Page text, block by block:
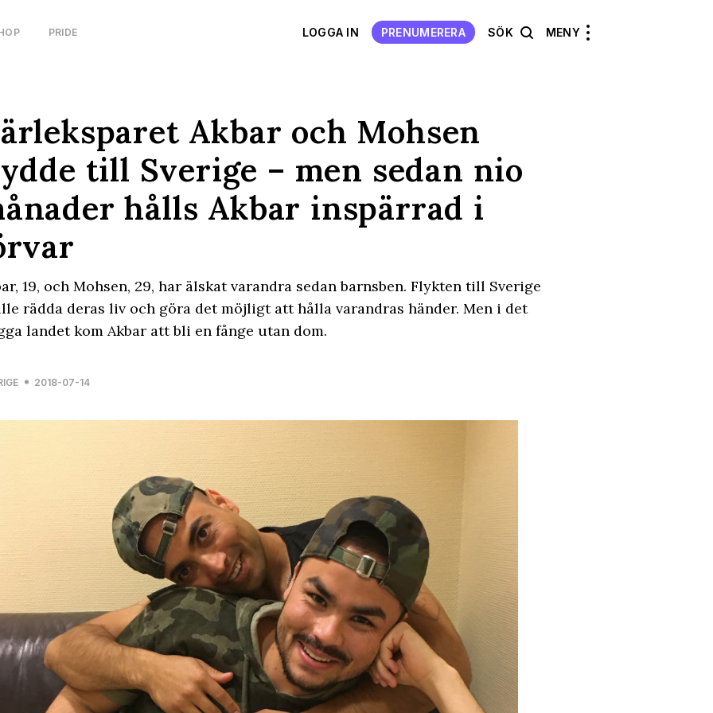
PRIDE LOGGA IN PRENUMERERA SÖK MENY
Akbar och Mohsen
till Sverige – men sedan nio
hålls Akbar inspärrad i
19, och Mohsen, 29, har älskat varandra sedan barnsben. Flykten till Sverige
rädda deras liv och göra det möjligt att hålla varandras händer. Men i det
landet kom Akbar att bli en fånge utan dom.
2018-07-14